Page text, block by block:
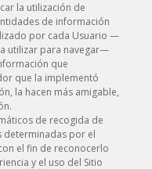
la utilización de
de información
por cada Usuario —
utilizar para navegar—
que
que la implementó
la hacen más amigable,
de recogida de
determinadas por el
el fin de reconocerlo
y el uso del Sitio